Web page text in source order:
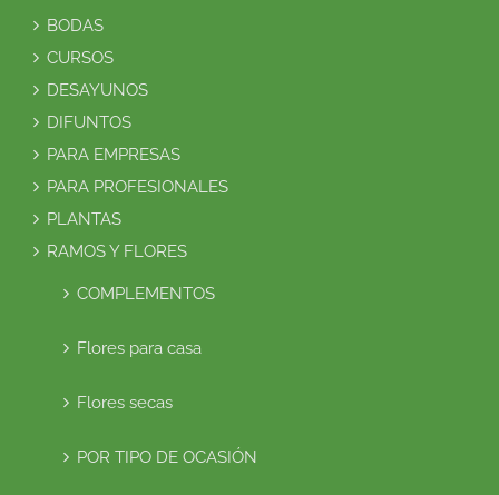
BODAS
CURSOS
DESAYUNOS
DIFUNTOS
PARA EMPRESAS
PARA PROFESIONALES
PLANTAS
RAMOS Y FLORES
COMPLEMENTOS
Flores para casa
Flores secas
POR TIPO DE OCASIÓN